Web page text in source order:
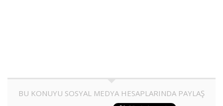
BU KONUYU SOSYAL MEDYA HESAPLARINDA PAYLAŞ